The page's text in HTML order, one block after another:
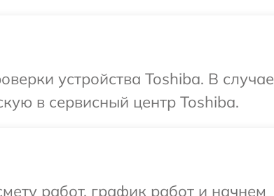
устройства Toshiba. В случае
в сервисный центр Toshiba.
работ, график работ и начнем